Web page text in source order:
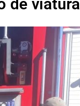
de viatura